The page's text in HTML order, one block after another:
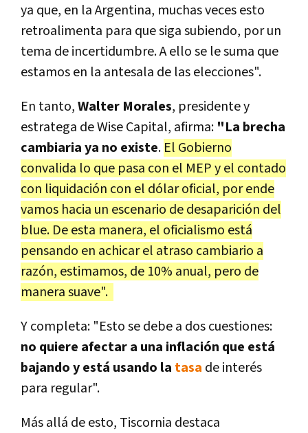
ya que, en la Argentina, muchas veces esto
retroalimenta para que siga subiendo, por un
tema de incertidumbre. A ello se le suma que
estamos en la antesala de las elecciones".
En tanto,Walter Morales, presidente y
estratega de Wise Capital, afirma: "La brecha
cambiaria ya no existe. El Gobierno
convalida lo que pasa con el MEP y el contado
con liquidación con el dólar oficial, por ende
vamos hacia un escenario de desaparición del
blue. De esta manera, el oficialismo está
pensando en achicar el atraso cambiario a
razón, estimamos, de 10% anual, pero de
manera suave".
Y completa: "Esto se debe a dos cuestiones:
no quiere afectar a una inflación que está
bajando y está usando la tasa de interés
para regular".
Más allá de esto, Tiscornia destaca